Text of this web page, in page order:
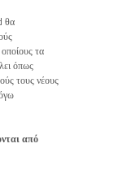
θα
τα
όπως
τους νέους
από